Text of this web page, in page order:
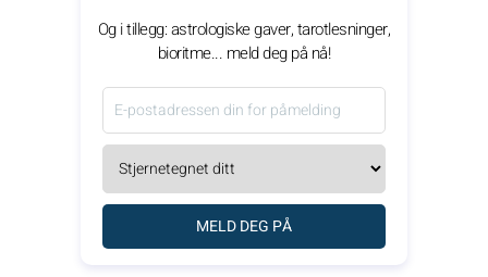
Og i tillegg: astrologiske gaver, tarotlesninger,
bioritme... meld deg på nå!
MELD DEG PÅ